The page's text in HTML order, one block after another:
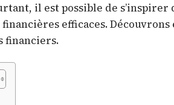
il est possible de
efficaces.
financiers.